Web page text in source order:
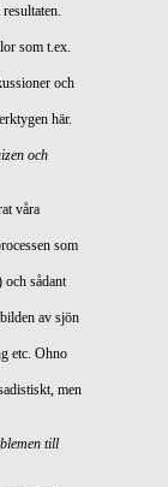
som t.ex.
och
här.
och
våra
som
sådant
av sjön
etc. Ohno
men
till